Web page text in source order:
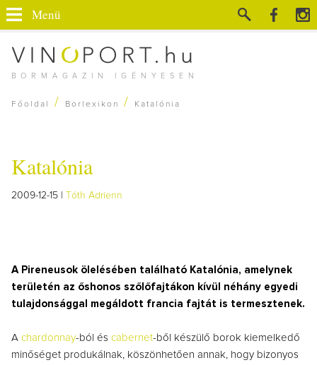
BORMAGAZIN IGÉNYESEN
Menü
Főoldal / Borlexikon / Katalónia
Katalónia
2009-12-15 | Tóth Adrienn
A Pireneusok ölelésében található Katalónia, amelynek
területén az őshonos szőlőfajtákon kívül néhány egyedi
tulajdonsággal megáldott francia fajtát is termesztenek.
A chardonnay-ból és cabernet-ből készülő borok kiemelkedő
minőséget produkálnak, köszönhetően annak, hogy bizonyos